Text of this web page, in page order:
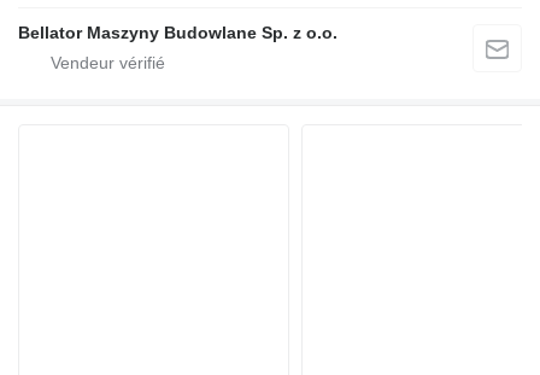
Bellator Maszyny Budowlane Sp. z o.o.